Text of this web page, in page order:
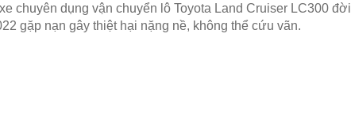
chuyên dụng vận chuyển lô Toyota Land Cruiser LC300 đời
gặp nạn gây thiệt hại nặng nề, không thể cứu vãn.